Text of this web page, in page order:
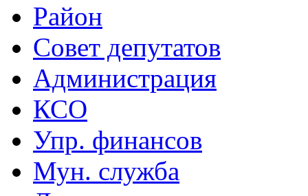
Район
Совет депутатов
Администрация
КСО
Упр. финансов
Мун. служба